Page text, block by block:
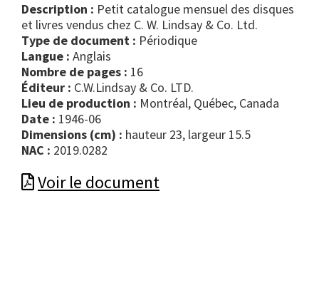
Description : Petit catalogue mensuel des disques
et livres vendus chez C. W. Lindsay & Co. Ltd.
Type de document :
périodique
Langue : Anglais
Nombre de pages : 16
Éditeur : C.W.Lindsay & Co. LTD.
Lieu de production : Montréal, Québec, Canada
Date : 1946-06
Dimensions (cm) : hauteur 23, largeur 15.5
NAC : 2019.0282
Voir le document